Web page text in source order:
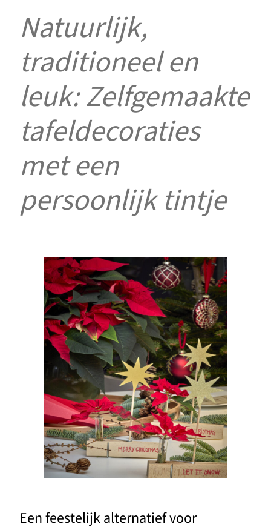
Natuurlijk,
traditioneel en
leuk: Zelfgemaakte
tafeldecoraties
met een
persoonlijk tintje
Een feestelijk alternatief voor